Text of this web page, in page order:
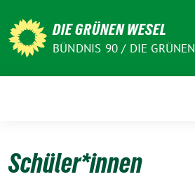
zum
Inhalt
DIE GRÜNEN WESEL
BÜNDNIS 90 / DIE GRÜNEN
Schüler*innen